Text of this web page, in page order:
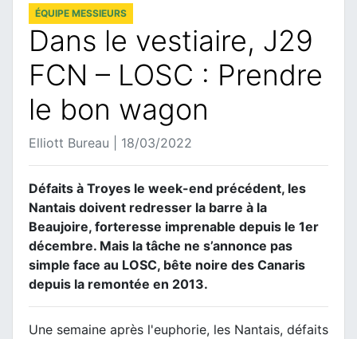
ÉQUIPE MESSIEURS
Dans le vestiaire, J29
FCN – LOSC : Prendre
le bon wagon
Elliott Bureau | 18/03/2022
Défaits à Troyes le week-end précédent, les
Nantais doivent redresser la barre à la
Beaujoire, forteresse imprenable depuis le 1er
décembre. Mais la tâche ne s’annonce pas
simple face au LOSC, bête noire des Canaris
depuis la remontée en 2013.
Une semaine après l'euphorie, les Nantais, défaits